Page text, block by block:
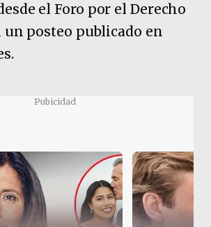
el Foro por el Derecho
un posteo publicado en
Pubicidad